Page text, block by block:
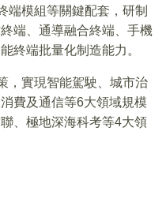
端模組等關鍵配套，研制
端、通導融合終端、手機
終端批量化制造能力。
，實現智能駕駛、城市治
費及通信等6大領域規模
、極地深海科考等4大領